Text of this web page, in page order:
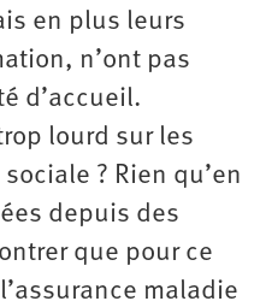
en plus leurs
n’ont pas
d’accueil.
lourd sur les
? Rien qu’en
depuis des
que pour ce
maladie